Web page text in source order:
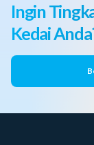
Ingin
Kedai